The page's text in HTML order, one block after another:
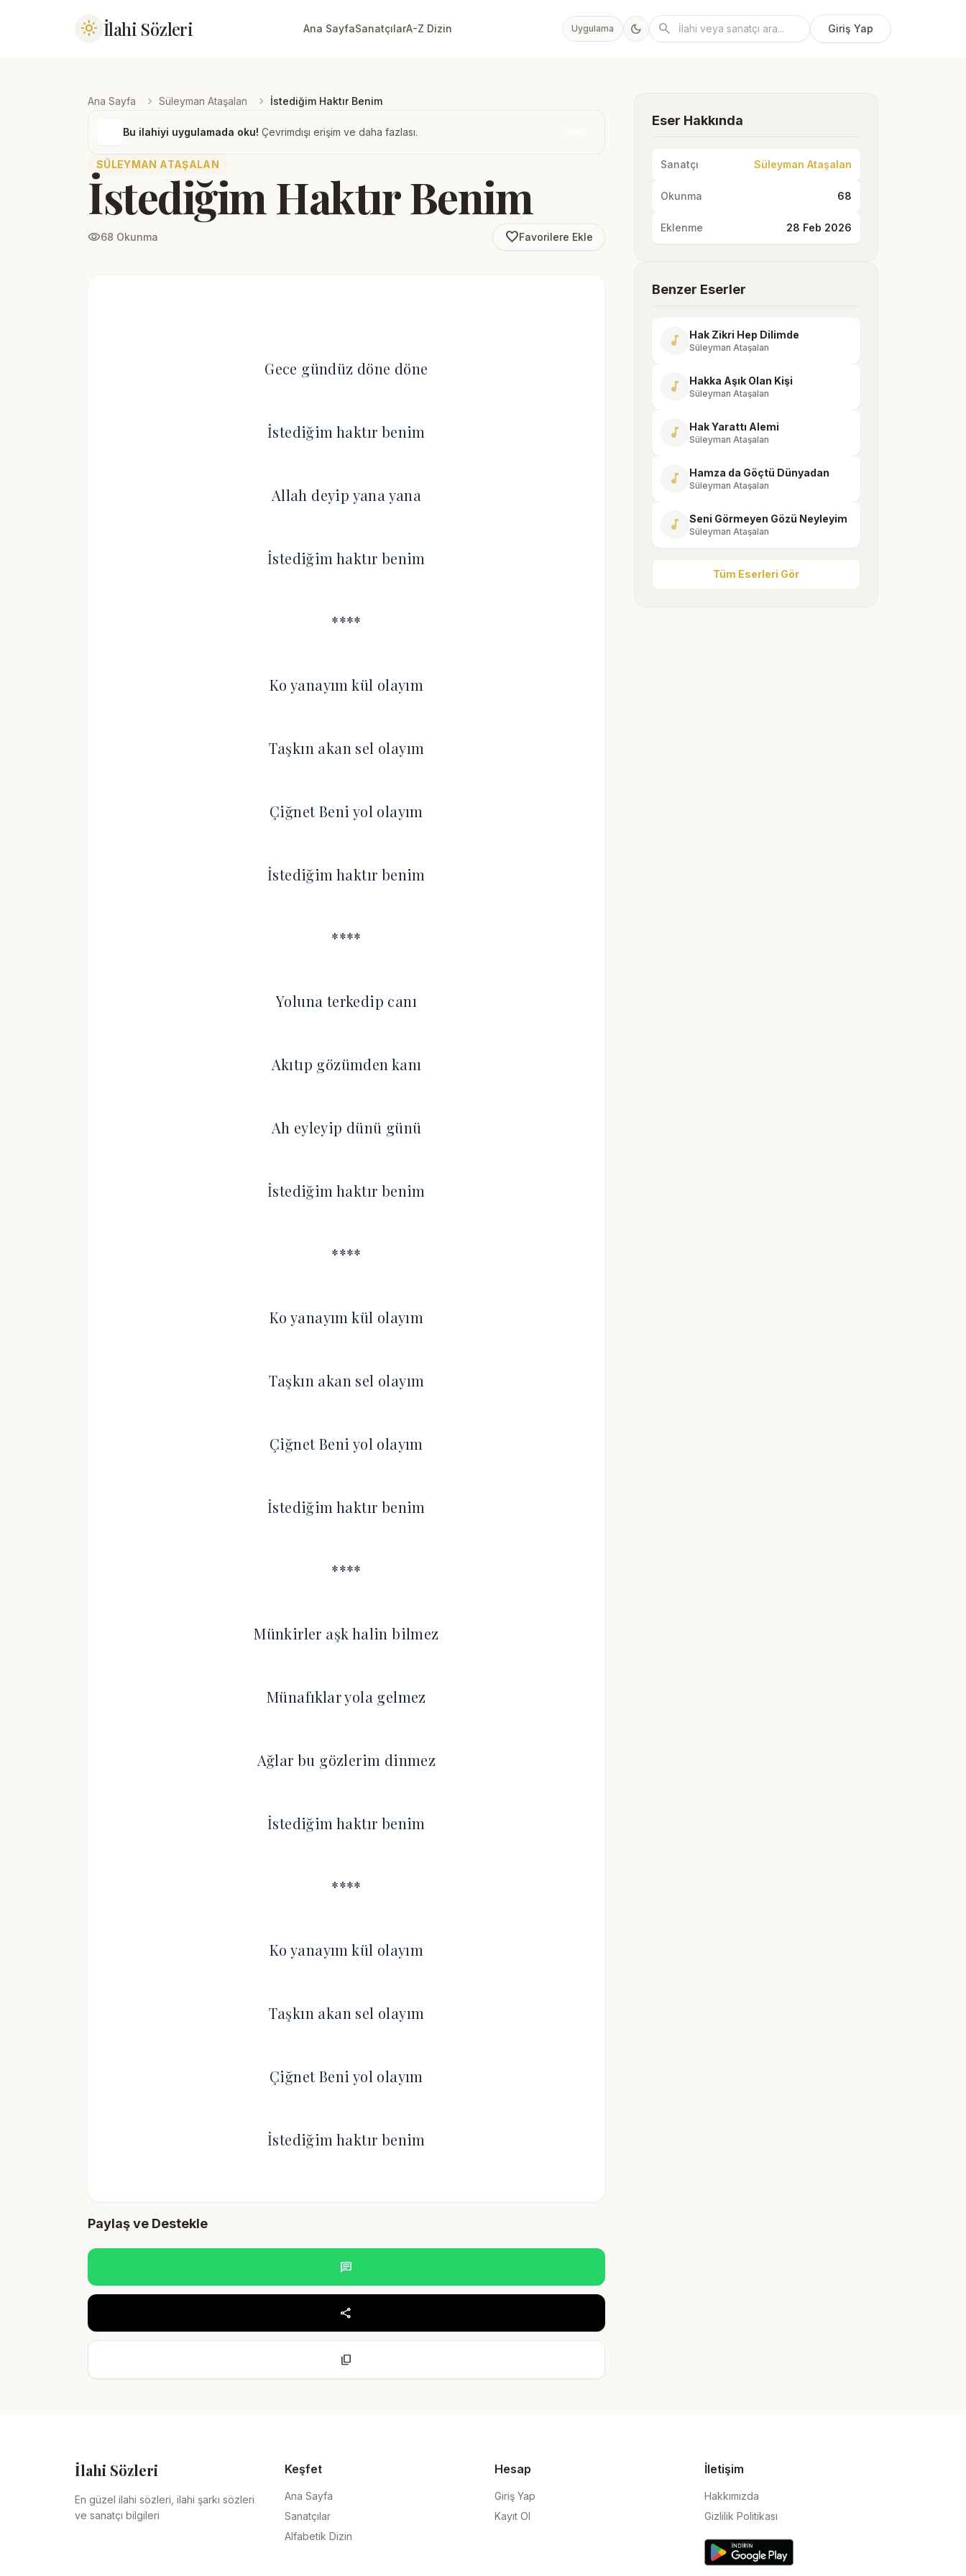
light_mode İlahi Sözleri Ana SayfaSanatçılarA-Z Dizin Uygulama dark_mode search Giriş Yap
Ana Sayfa chevron_right Süleyman Ataşalan chevron_right İstediğim Haktır Benim
Bu ilahiyi uygulamada oku! Çevrimdışı erişim ve daha fazlası.
SÜLEYMAN ATAŞALAN
İstediğim Haktır Benim
visibility68 Okunma favorite_borderFavorilere Ekle
Gece gündüz döne döne
İstediğim haktır benim
Allah deyip yana yana
İstediğim haktır benim
****
Ko yanayım kül olayım
Taşkın akan sel olayım
Çiğnet Beni yol olayım
İstediğim haktır benim
****
Yoluna terkedip canı
Akıtıp gözümden kanı
Ah eyleyip dünü günü
İstediğim haktır benim
****
Ko yanayım kül olayım
Taşkın akan sel olayım
Çiğnet Beni yol olayım
İstediğim haktır benim
****
Münkirler aşk halin bilmez
Münafıklar yola gelmez
Ağlar bu gözlerim dinmez
İstediğim haktır benim
****
Ko yanayım kül olayım
Taşkın akan sel olayım
Çiğnet Beni yol olayım
İstediğim haktır benim
Paylaş ve Destekle
chat
share
content_copy
Eser Hakkında
Sanatçı Süleyman Ataşalan
Okunma 68
Eklenme 28 Feb 2026
Benzer Eserler
music_note Hak Zikri Hep Dilimde
Süleyman Ataşalan
music_note Hakka Aşık Olan Kişi
Süleyman Ataşalan
music_note Hak Yarattı Alemi
Süleyman Ataşalan
music_note Hamza da Göçtü Dünyadan
Süleyman Ataşalan
music_note Seni Görmeyen Gözü Neyleyim
Süleyman Ataşalan
Tüm Eserleri Gör
İlahi Sözleri
En güzel ilahi sözleri, ilahi şarkı sözleri
ve sanatçı bilgileri
Keşfet
Ana Sayfa
Sanatçılar
Alfabetik Dizin
Hesap
Giriş Yap
Kayıt Ol
İletişim
Hakkımızda
Gizlilik Politikası